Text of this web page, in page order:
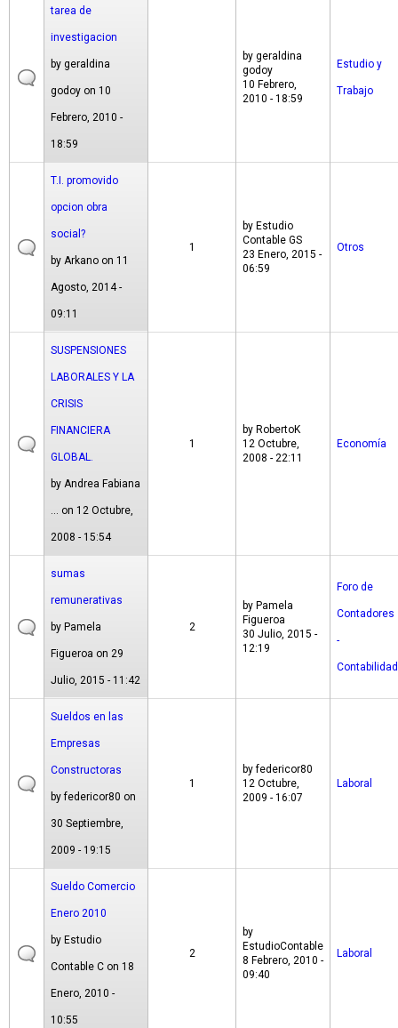
tarea de
investigacion
by geraldina
godoy on 10
Febrero, 2010 -
18:59
by geraldina
godoy
10 Febrero,
2010 - 18:59
Estudio y
Trabajo
T.I. promovido
opcion obra
social?
by Arkano on 11
Agosto, 2014 -
09:11
1
by Estudio
Contable GS
23 Enero, 2015 -
06:59
Otros
SUSPENSIONES
LABORALES Y LA
CRISIS
FINANCIERA
GLOBAL.
by Andrea Fabiana
... on 12 Octubre,
2008 - 15:54
1
by RobertoK
12 Octubre,
2008 - 22:11
Economía
sumas
remunerativas
by Pamela
Figueroa on 29
Julio, 2015 - 11:42
2
by Pamela
Figueroa
30 Julio, 2015 -
12:19
Foro de
Contadores
-
Contabilidad
Sueldos en las
Empresas
Constructoras
byfedericor80 on
30 Septiembre,
2009 - 19:15
1
byfedericor80
12 Octubre,
2009 - 16:07
Laboral
Sueldo Comercio
Enero 2010
by Estudio
Contable C on 18
Enero, 2010 -
10:55
2
by
EstudioContable
8 Febrero, 2010 -
09:40
Laboral